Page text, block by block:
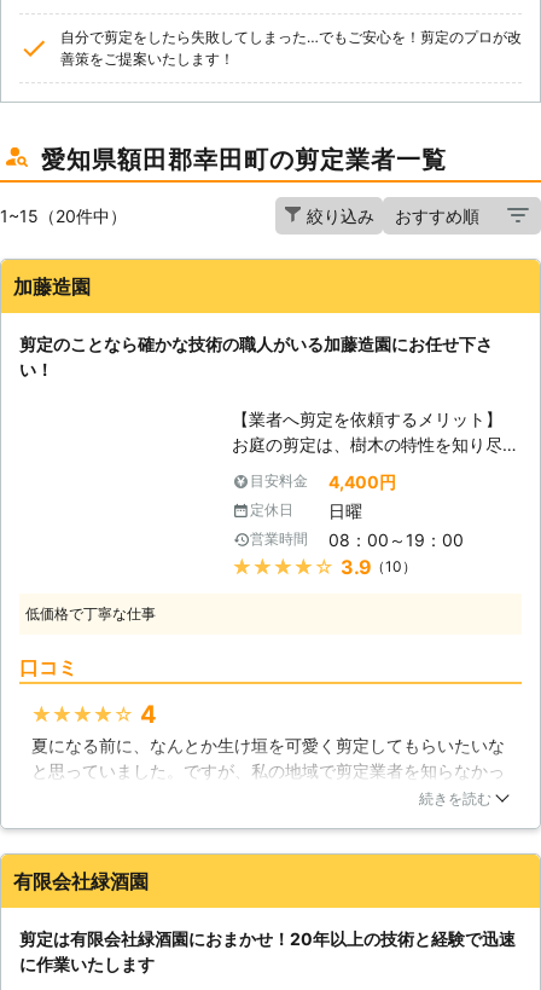
自分で剪定をしたら失敗してしまった…でもご安心を！剪定のプロが改
善策をご提案いたします！
愛知県額田郡幸田町の剪定業者一覧
1~15（20件中） 絞り込み
加藤造園
剪定のことなら確かな技術の職人がいる加藤造園にお任せ下さ
い！
【業者へ剪定を依頼するメリット】
お庭の剪定は、樹木の特性を知り尽く
した私達のような業者へ依頼をするこ
とをお勧め致します。木々に最適な剪
定の時期や刈り方を行い、台風などの
地域の気候に合致した剪定を行えま
す。剪定は慣れていない方には重労働
に行う剪定は基本剪定と呼ばれ、木々
の生育や骨格を形成するために行われ
ます。古い枝や弱い枝を切ったり、枝
分かれを切ったりすることで、夏の生
育が活発になる季節に備えるのです。
ように実施されます。季節にあった剪
定について、弊社にご相談下さい。
目安料金 4,400円
定休日 日曜
営業時間 08：00～19：00
★★★★★ 3.9 （10）
低価格で丁寧な仕事
口コミ
★★★★★ 4
夏になる前に、なんとか生け垣を可愛く剪定してもらいたいな
と思っていました。ですが、私の地域で剪定業者を知らなかっ
たので生活110番で調べました。調べていると、私の地域にも
らしく剪定してもらって満足でした！
愛知県 岡崎市 2016年12月28日
続きを読む
有限会社緑酒園
剪定は有限会社緑酒園におまかせ！20年以上の技術と経験で迅速
に作業いたします